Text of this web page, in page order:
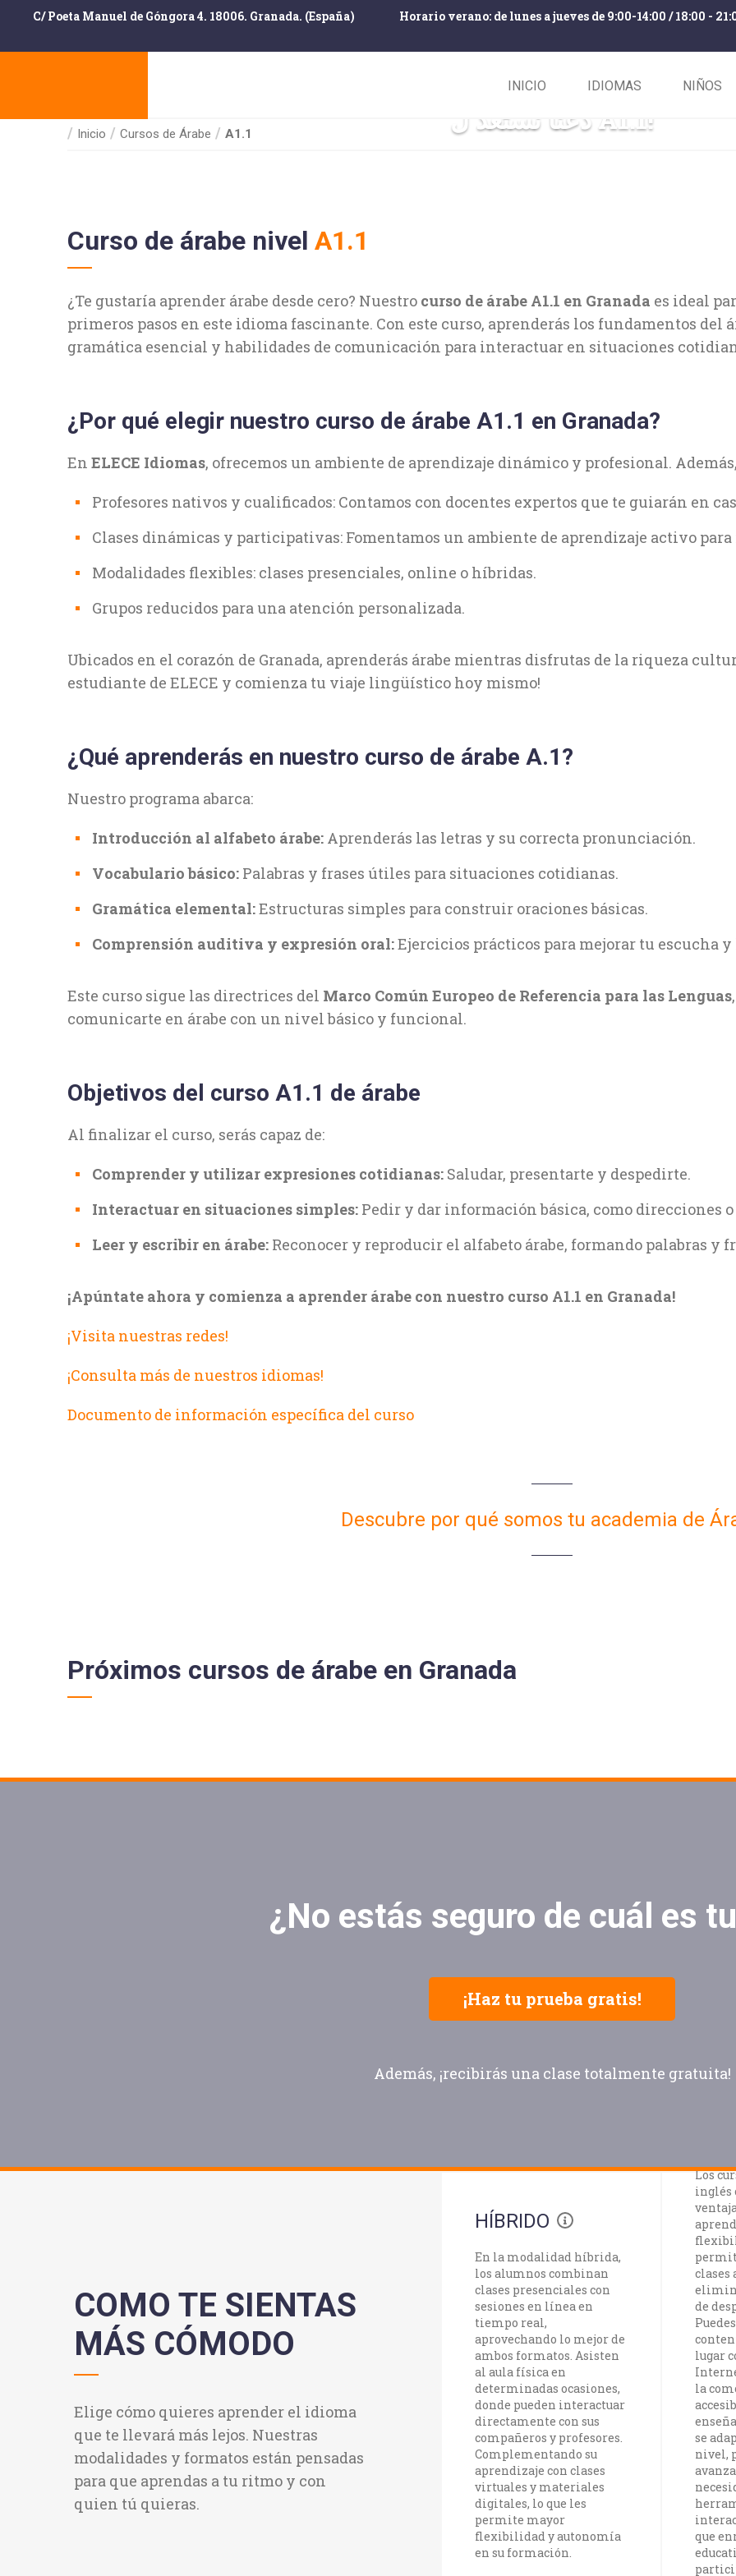
C/ Poeta Manuel de Góngora 4. 18006. Granada. (España)
Horario verano: de lunes a jueves de 9:00-14:00 / 18:00 -
INICIO IDIOMAS NIÑOS
دعنا نستعد ل A1.1! Inicio Cursos de Árabe A1.1
Curso de árabe nivel A1.1
¿Te gustaría aprender árabe desde cero? Nuestro curso de árabe A1.1 en Granada es ideal
primeros pasos en este idioma fascinante. Con este curso, aprenderás los fundamentos del
gramática esencial y habilidades de comunicación para interactuar en situaciones
¿Por qué elegir nuestro curso de árabe A1.1 en Granada?
En ELECE Idiomas, ofrecemos un ambiente de aprendizaje dinámico y profesional.
Profesores nativos y cualificados: Contamos con docentes expertos que te guiarán en
Clases dinámicas y participativas: Fomentamos un ambiente de aprendizaje activo
Modalidades flexibles: clases presenciales, online o híbridas.
Grupos reducidos para una atención personalizada.
Ubicados en el corazón de Granada, aprenderás árabe mientras disfrutas de la riqueza
estudiante de ELECE y comienza tu viaje lingüístico hoy mismo!
¿Qué aprenderás en nuestro curso de árabe A.1?
Nuestro programa abarca:
Introducción al alfabeto árabe: Aprenderás las letras y su correcta pronunciación.
Vocabulario básico: Palabras y frases útiles para situaciones cotidianas.
Gramática elemental:Estructuras simples para construir oraciones básicas.
Comprensión auditiva y expresión oral:Ejercicios prácticos para mejorar tu escucha y
Este curso sigue las directrices del Marco Común Europeo de Referencia para las Lenguas
comunicarte en árabe con un nivel básico y funcional.
Objetivos del curso A1.1 de árabe
Al finalizar el curso, serás capaz de:
Comprender y utilizar expresiones cotidianas: Saludar, presentarte y despedirte.
Interactuar en situaciones simples: Pedir y dar información básica, como direcciones o
Leer y escribir en árabe: Reconocer y reproducir el alfabeto árabe, formando palabras y
¡Apúntate ahora y comienza a aprender árabe con nuestro curso A1.1 en Granada!
¡Visita nuestras redes!
¡Consulta más de nuestros idiomas!
Documento de información específica del curso
Descubre por qué somos tu academia de
Próximos cursos de árabe en Granada
¿No estás seguro de cuál es
¡Haz tu prueba gratis!
Además, ¡recibirás una clase totalmente gratuita!
COMO TE SIENTAS
MÁS CÓMODO
Elige cómo quieres aprender el idioma
que te llevará más lejos. Nuestras
modalidades y formatos están pensadas
para que aprendas a tu ritmo y con
quien tú quieras.
HÍBRIDO
En la modalidad híbrida,
los alumnos combinan
clases presenciales con
sesiones en línea en
tiempo real,
aprovechando lo mejor de
ambos formatos. Asisten
al aula física en
determinadas ocasiones,
donde pueden interactuar
directamente con sus
compañeros y profesores.
Complementando su
aprendizaje con clases
virtuales y materiales
digitales, lo que les
permite mayor
flexibilidad y autonomía
en su formación.
Los
inglés
clases
de
lugar
la
se
nivel,
que